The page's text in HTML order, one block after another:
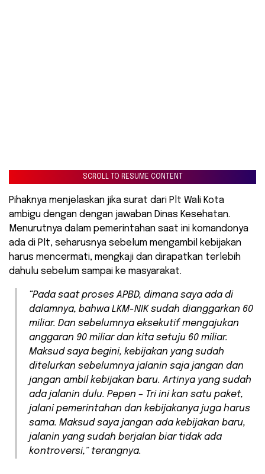
SCROLL TO RESUME CONTENT
Pihaknya menjelaskan jika surat dari Plt Wali Kota
ambigu dengan dengan jawaban Dinas Kesehatan.
Menurutnya dalam pemerintahan saat ini komandonya
ada di Plt, seharusnya sebelum mengambil kebijakan
harus mencermati, mengkaji dan dirapatkan terlebih
dahulu sebelum sampai ke masyarakat.
“Pada saat proses APBD, dimana saya ada di
dalamnya, bahwa LKM-NIK sudah dianggarkan 60
miliar. Dan sebelumnya eksekutif mengajukan
anggaran 90 miliar dan kita setuju 60 miliar.
Maksud saya begini, kebijakan yang sudah
ditelurkan sebelumnya jalanin saja jangan dan
jangan ambil kebijakan baru. Artinya yang sudah
ada jalanin dulu. Pepen – Tri ini kan satu paket,
jalani pemerintahan dan kebijakanya juga harus
sama. Maksud saya jangan ada kebijakan baru,
jalanin yang sudah berjalan biar tidak ada
kontroversi,” terangnya.